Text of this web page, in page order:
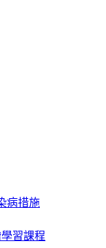
病措施
習課程